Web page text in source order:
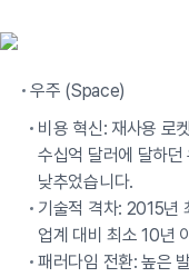
우주 (Space)
비용 혁신: 재사용 로
수십억 달러에 달하
낮추었습니다.
기술적 격차: 2015년
업계 대비 최소 10년
패러다임 전환: 높은